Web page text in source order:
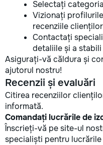
Selectați
Vizionați
recenziile
Contactați
detaliile și a
Asigurați-vă căldura și
ajutorul nostru!
Recenzii și evaluări
Citirea recenziilor
informată.
Comandați lucrările de
Înscrieți-vă pe site-ul
specialiști pentru lucrările